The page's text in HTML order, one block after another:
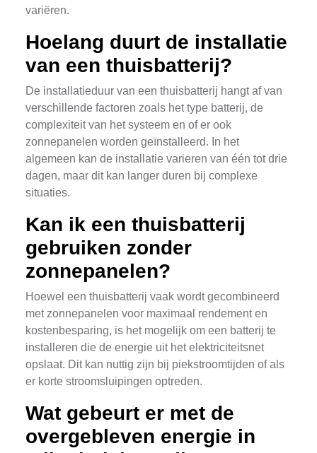
variëren.
Hoelang duurt de installatie
van een thuisbatterij?
De installatieduur van een thuisbatterij hangt af van
verschillende factoren zoals het type batterij, de
complexiteit van het systeem en of er ook
zonnepanelen worden geïnstalleerd. In het
algemeen kan de installatie varieren van één tot drie
dagen, maar dit kan langer duren bij complexe
situaties.
Kan ik een thuisbatterij
gebruiken zonder
zonnepanelen?
Hoewel een thuisbatterij vaak wordt gecombineerd
met zonnepanelen voor maximaal rendement en
kostenbesparing, is het mogelijk om een batterij te
installeren die de energie uit het elektriciteitsnet
opslaat. Dit kan nuttig zijn bij piekstroomtijden of als
er korte stroomsluipingen optreden.
Wat gebeurt er met de
overgebleven energie in